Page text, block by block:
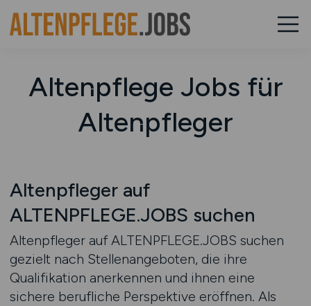
Altenpflege Jobs für
Altenpfleger
Altenpfleger auf
ALTENPFLEGE.JOBS suchen
Altenpfleger auf ALTENPFLEGE.JOBS suchen
gezielt nach Stellenangeboten, die ihre
Qualifikation anerkennen und ihnen eine
sichere berufliche Perspektive eröffnen. Als